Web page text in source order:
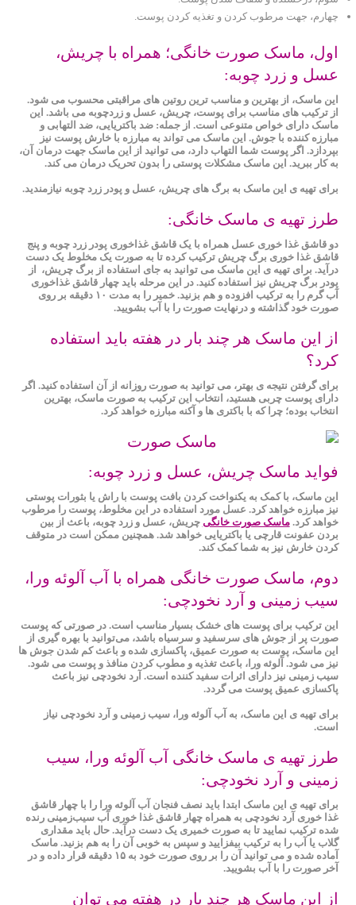
چهارم، جهت مرطوب کردن و تغذیه کردن پوست.
اول، ماسک صورت خانگی؛ همراه با چریش،
عسل و زرد چوبه:
این ماسک، از بهترین و مناسب ترین روتین های مراقبتی محسوب می شود.
از ترکیب های مناسب برای پوست، چریش، عسل و زردچوبه می باشد. این
ماسک دارای خواص متنوعی است. از جمله: ضد باکتریایی، ضد التهابی و
مبارزه ‌کننده با جوش. این ماسک می تواند به مبارزه با خارش پوست نیز
بپردازد. اگر پوست شما التهاب دارد، می‌ توانید از این ماسک جهت درمان آن،
به کار ببرید. این ماسک مشکلات پوستی را بدون تحریک درمان می کند.
برای تهیه ی این ماسک به برگ ‌های چریش، عسل و پودر زرد چوبه نیازمندید.
طرز تهیه ی ماسک خانگی:
دو قاشق غذا خوری عسل همراه با یک قاشق غذاخوری پودر زرد چوبه و پنج
قاشق غذا خوری برگ چریش ترکیب کرده تا به صورت یک مخلوط یک دست
درآید. برای تهیه ی این ماسک می توانید به جای استفاده از برگ چریش، از
پودر برگ چریش نیز استفاده کنید. در این مرحله باید چهار قاشق غذاخوری
آب گرم را به ترکیب افزوده و هم بزنید. خمیر را به مدت ۱۰ دقیقه بر روی
صورت خود گذاشته و درنهایت صورت را با آب بشویید.
از این ماسک هر چند بار در هفته باید استفاده
کرد؟
برای گرفتن نتیجه ی بهتر، می‌ توانید به صورت روزانه از آن استفاده کنید. اگر
دارای پوست چربی هستید، انتخاب این ترکیب به صورت ماسک، بهترین
انتخاب بوده؛ چرا که با باکتری ‌ها و آکنه‌ مبارزه خواهد کرد.
فواید ماسک چریش، عسل و زرد چوبه:
این ماسک، با کمک به یکنواخت کردن بافت پوست با راش یا بثورات پوستی
نیز مبارزه خواهد کرد. عسل مورد استفاده در این مخلوط، پوست را مرطوب
خواهد کرد.ماسک صورت خانگی چریش، عسل و زرد چوبه، باعث از بین
بردن عفونت قارچی یا باکتریایی خواهد شد. همچنین ممکن است در متوقف
کردن خارش نیز به شما کمک کند.
دوم، ماسک صورت خانگی همراه با آب آلوئه ‌ورا،
سیب‌ زمینی و آرد نخودچی:
این ترکیب برای پوست های خشک بسیار مناسب است. در صورتی که پوست
صورت پر از جوش ‌های سرسفید و سرسیاه باشد، می‌توانید با بهره گیری از
این ماسک، پوست به‌ صورت عمیق، پاکسازی شده و باعث کم شدن جوش‌ ها
نیز می شود. آلوئه ‌ورا، باعث تغذیه و مطوب کردن منافذ و پوست می شود.
سیب ‌زمینی نیز دارای اثرات سفید کننده است. آرد نخودچی نیز باعث
پاکسازی عمیق پوست می گردد.
برای تهیه ی این ماسک، به آب آلوئه‌ ورا، سیب‌ زمینی و آرد نخودچی نیاز
است.
طرز تهیه ی ماسک خانگی آب آلوئه ‌ورا، سیب‌
زمینی و آرد نخودچی:
برای تهیه ی این ماسک ابتدا باید نصف فنجان آب آلوئه ‌ورا را با چهار قاشق
غذا خوری آرد نخودچی به همراه چهار قاشق غذا خوری آب سیب‌زمینی رنده
شده ترکیب نمایید تا به صورت خمیری یک دست درآید. حال باید مقداری
گلاب یا آب را به ترکیب بیفزایید و سپس به خوبی آن را به هم بزنید. ماسک
آماده شده و می توانید آن را بر روی صورت خود به ۱۵ دقیقه قرار داده و در
آخر صورت را با آب بشویید.
از این ماسک هر چند بار در هفته می توان